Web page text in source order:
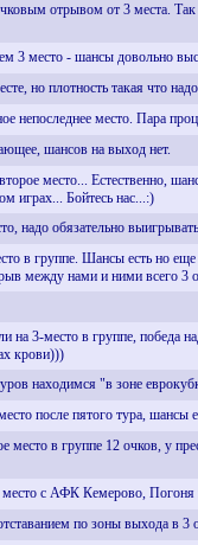
отрывом от 3 места.
3 место - шансы довольно
но плотность такая что
непоследнее место. Пара
шансов на выход нет.
место... Естественно,
играх... Бойтесь нас...:)
надо обязательно
в группе. Шансы есть но
между нами и ними всего 3
на 3-место в группе, победа
крови)))
находимся "в зоне
после пятого тура,
место в группе 12 очков, у
с АФК Кемерово, Погоня
по зоны выхода в